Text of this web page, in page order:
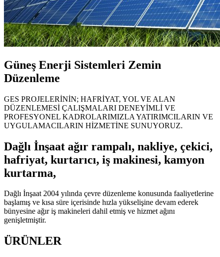
Güneş Enerji Sistemleri Zemin
Düzenleme
GES PROJELERİNİN; HAFRİYAT, YOL VE ALAN
DÜZENLEMESİ ÇALIŞMALARI DENEYİMLİ VE
PROFESYONEL KADROLARIMIZLA YATIRIMCILARIN VE
UYGULAMACILARIN HİZMETİNE SUNUYORUZ.
Dağlı İnşaat ağır rampalı, nakliye, çekici,
hafriyat, kurtarıcı, iş makinesi, kamyon
kurtarma,
Dağlı İnşaat 2004 yılında çevre düzenleme konusunda faaliyetlerine
başlamış ve kısa süre içerisinde hızla yükselişine devam ederek
bünyesine ağır iş makineleri dahil etmiş ve hizmet ağını
genişletmiştir.
ÜRÜNLER